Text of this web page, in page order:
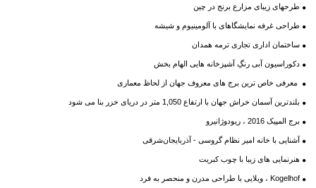
طرحهای زیبای مزارع برنج در چین
طراحی غرفه نمایشگاهای با آلومینیوم و شیشه
ساختمان اداری تجاری ترمه همدان
دکوراسیون آبی رنگِ آشپزخانه هایی الهام بخش
معرفی خاص ترین برج های معروف جهان از لحاظ معماری
بلندترین آسمان خراش جهان با ارتفاع 1,050 متر در دریای خزر بنا می شود
برج المپیک 2016 ، ریودوژانیرو
آشنایی با خانه امیر نظام گروسی - آذربایجان‌شرقی
هنرنمایی های زیبا با چوب کبریت
Kogelhof ، ویلایی با طراحی مدرن و منحصر به فرد